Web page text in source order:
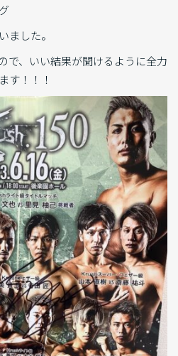
ました。
で、いい結果が聞けるように全力
す！！！